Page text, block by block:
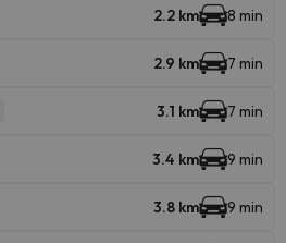
2.2 km 8 min
2.9 km 7 min
3.1 km 7 min
3.4 km 9 min
3.8 km 9 min